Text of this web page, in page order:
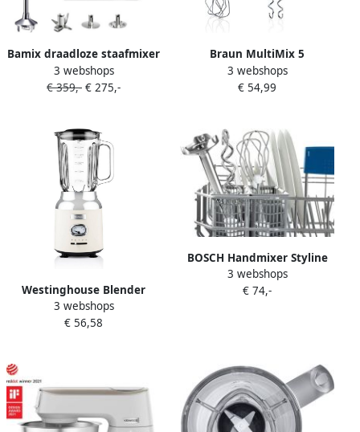
Bamix draadloze staafmixer
keukenmachine 3
snelheden Cordless Plus Wit
3 webshops
€ 359,- € 275,-
Braun MultiMix 5
Handmixer HM 5100 WH
Handmixer
3 webshops
€ 54,99
Westinghouse Blender
Retro Collections vanilla
white 1.5 liter WKBE221WH
3 webshops
€ 56,58
BOSCH Handmixer Styline
MFQ4080 roestvrijstalen
garde kneedhaken mixvoet
3 webshops
€ 74,-